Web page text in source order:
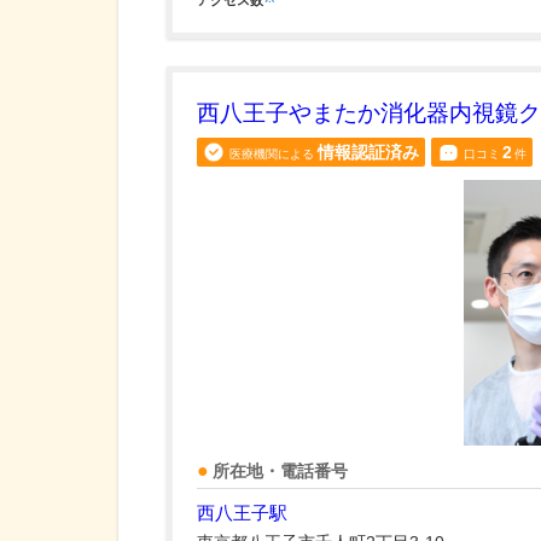
西八王子やまたか消化器内視鏡
医療機関による 情報認証済み 口コミ 2件
所在地・電話番号
西八王子駅